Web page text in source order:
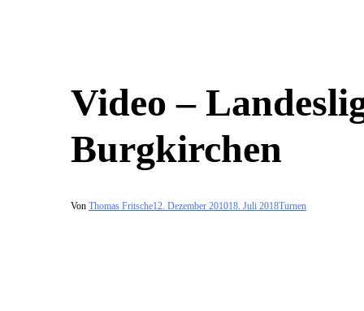
Video –
Burgkirchen
Von Thomas Fritsche12. Dezember 201018. Juli 2018Turnen